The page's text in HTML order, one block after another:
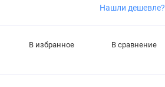
Нашли дешевле?
В избранное В сравнение